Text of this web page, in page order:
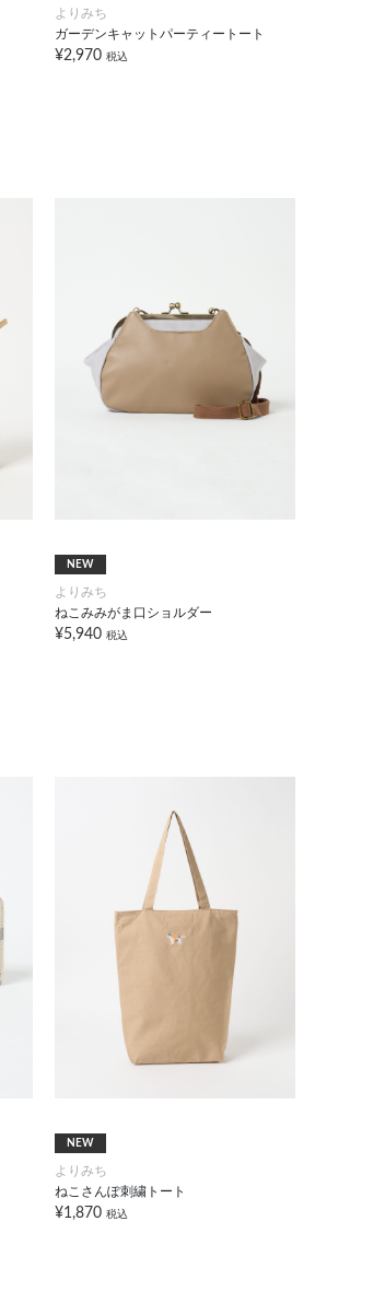
よりみち
ガーデンキャットパーティートート
¥2,970 税込
NEW
よりみち
ねこみみがま口ショルダー
¥5,940 税込
NEW
よりみち
ねこさんぽ刺繍トート
¥1,870 税込